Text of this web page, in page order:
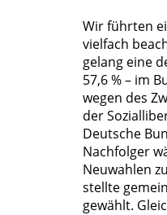
Wir führten
vielfach
gelang eine
57,6 % – im
wegen des
der
Deutsche
Nachfolger
Neuwahlen
stellte
gewählt.